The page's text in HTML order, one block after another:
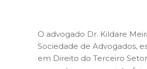
O advogado Dr. Kildare
Sociedade de Advogados,
em Direito do Terceiro